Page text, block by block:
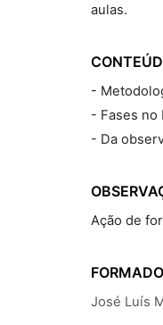
aulas.
-
- Fases no
- Da
Ação de
José Luís